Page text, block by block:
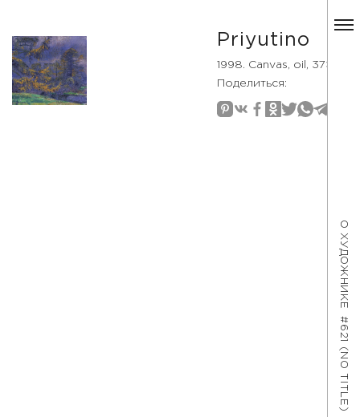
О ХУДОЖНИКЕ
#621 (NO TITLE)
Priyutino
1998. Canvas, oil, 37×40
Поделиться: